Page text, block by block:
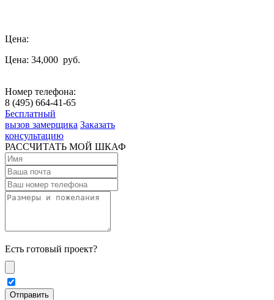
Цена:
Цена: 34,000 руб.
Номер телефона:
8 (495) 664-41-65
Бесплатный
вызов замерщика Заказать
консультацию
РАССЧИТАТЬ МОЙ ШКАФ
Есть готовый проект?